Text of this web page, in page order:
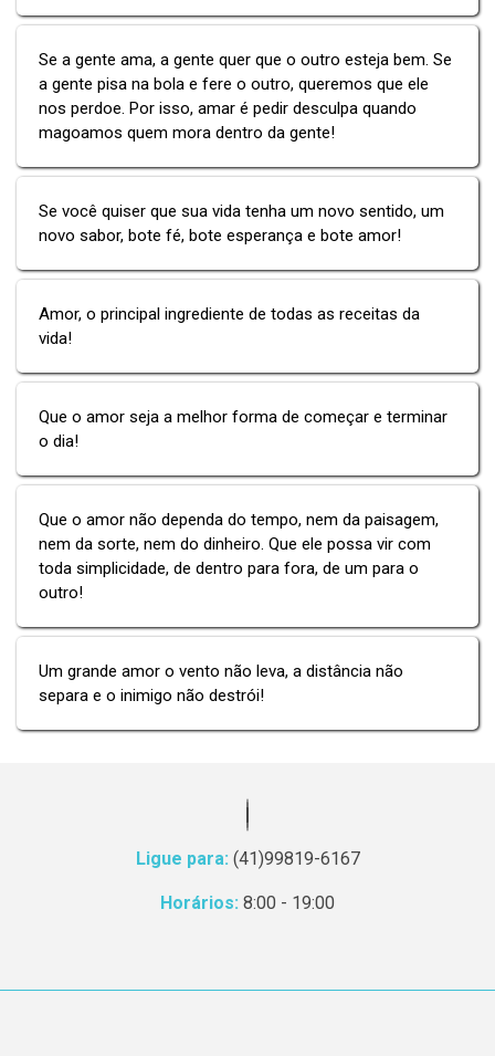
Se a gente ama, a gente quer que o outro esteja bem. Se
a gente pisa na bola e fere o outro, queremos que ele
nos perdoe. Por isso, amar é pedir desculpa quando
magoamos quem mora dentro da gente!
Se você quiser que sua vida tenha um novo sentido, um
novo sabor, bote fé, bote esperança e bote amor!
Amor, o principal ingrediente de todas as receitas da
vida!
Que o amor seja a melhor forma de começar e terminar
o dia!
Que o amor não dependa do tempo, nem da paisagem,
nem da sorte, nem do dinheiro. Que ele possa vir com
toda simplicidade, de dentro para fora, de um para o
outro!
Um grande amor o vento não leva, a distância não
separa e o inimigo não destrói!
Ligue para: (41)99819-6167
Horários: 8:00 - 19:00